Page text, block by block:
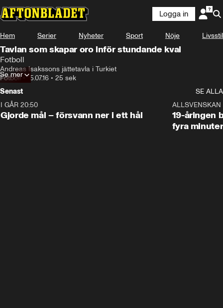
Logga in
Hem Serier Nyheter Sport Nöje Livsstil
Tavlan som skapar oro inför stundande kval
Fotboll
Andreas Isakssons jättetavla i Turkiet
Fotboll•15.07.16 • 25 sek
Se mer
Senast
SE ALLA
I GÅR 20:50
Gjorde mål – försvann ner i ett hål
ALLSVENSKAN
19-åringen
fyra minuter